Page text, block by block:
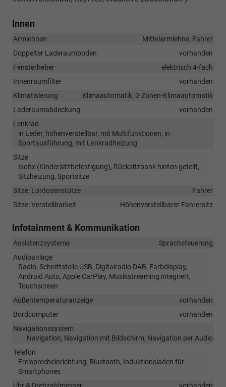
Innen
Armlehnen
Mittelarmlehne, Fahrer
Doppelter Laderaumboden
vorhanden
Fensterheber
elektrisch 4-fach
Innenraumfilter
vorhanden
Klimatisierung
Klimaautomatik, 2-Zonen-Klimaautomatik
Laderaumabdeckung
vorhanden
Lenkrad
in Leder, höhenverstellbar, mit Multifunktionen, in
Sportausführung, mit Lenkradheizung
Sitze
Isofix (Kindersitzbefestigung), Rücksitzbank hinten geteilt,
Sitzheizung, Sportsitze
Sitze: Lordosenstütze
Fahrer
Sitze: Verstellbarkeit
Höhenverstellbarer Fahrersitz
Infotainment & Kommunikation
Assistenzsysteme
Sprachsteuerung
Audioanlage
Radio, Schnittstelle USB, Digitalradio DAB, Farbdisplay,
Android Auto, Apple CarPlay, Musikstreaming integriert,
Touchscreen
Außentemperaturanzeige
vorhanden
Bordcomputer
vorhanden
Navigationssystem
Navigation, Navigation mit Bildschirm, Navigation per Audio
Telefon
Freisprecheinrichtung, Bluetooth, Induktionsladen für
Smartphones